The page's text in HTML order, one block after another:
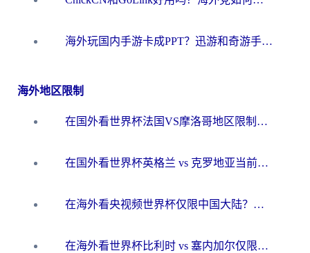
海外玩国内手游卡成PPT？迅游和奇游手游哪个好？一篇讲透回国加速器怎么选
海外地区限制
在国外看世界杯法国VS摩洛哥地区限制？这篇指南让你流畅看中文解说无压力
在国外看世界杯英格兰 vs 克罗地亚当前地区不可播放？这篇指南帮你搞定所有海外观赛难题
在海外看央视频世界杯仅限中国大陆？这篇指南帮你解锁中文解说+无卡顿直播
在海外看世界杯比利时 vs 塞内加尔仅限中国大陆？我找到了最流畅的中文解说之路